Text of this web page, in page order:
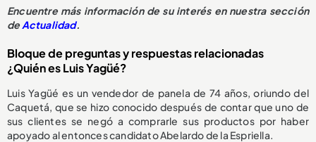
Encuentre más información de su interés en nuestra sección
deActualidad.
Bloque de preguntas y respuestas relacionadas
¿Quién es Luis Yagüé?
Luis Yagüé es un vendedor de panela de 74 años, oriundo del
Caquetá, que se hizo conocido después de contar que uno de
sus clientes se negó a comprarle sus productos por haber
apoyado al entonces candidato Abelardo de la Espriella.